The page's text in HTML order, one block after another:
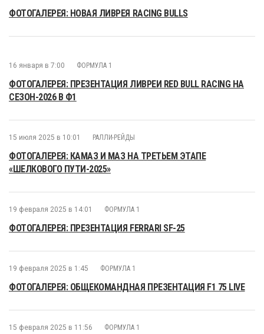
ФОТОГАЛЕРЕЯ: НОВАЯ ЛИВРЕЯ RACING BULLS
16 января в 7:00 ФОРМУЛА 1
ФОТОГАЛЕРЕЯ: ПРЕЗЕНТАЦИЯ ЛИВРЕИ RED BULL RACING НА
СЕЗОН-2026 В Ф1
15 июля 2025 в 10:01 РАЛЛИ-РЕЙДЫ
ФОТОГАЛЕРЕЯ: КАМАЗ И МАЗ НА ТРЕТЬЕМ ЭТАПЕ
«ШЕЛКОВОГО ПУТИ-2025»
19 февраля 2025 в 14:01 ФОРМУЛА 1
ФОТОГАЛЕРЕЯ: ПРЕЗЕНТАЦИЯ FERRARI SF-25
19 февраля 2025 в 1:45 ФОРМУЛА 1
ФОТОГАЛЕРЕЯ: ОБЩЕКОМАНДНАЯ ПРЕЗЕНТАЦИЯ F1 75 LIVE
15 февраля 2025 в 11:56 ФОРМУЛА 1